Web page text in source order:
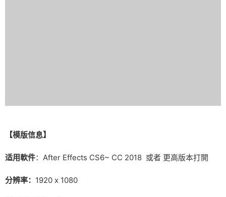
【模版信息】
适用軟件：After Effects CS6~ CC 2018 或者 更高版本打開
分辨率： 1920 x 1080